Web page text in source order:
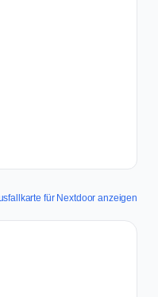
für Nextdoor anzeigen